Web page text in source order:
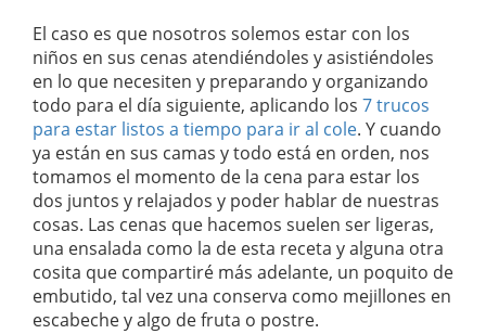
El caso es que nosotros solemos estar con los
niños en sus cenas atendiéndoles y asistiéndoles
en lo que necesiten y preparando y organizando
todo para el día siguiente, aplicando los 7 trucos
para estar listos a tiempo para ir al cole. Y cuando
ya están en sus camas y todo está en orden, nos
tomamos el momento de la cena para estar los
dos juntos y relajados y poder hablar de nuestras
cosas. Las cenas que hacemos suelen ser ligeras,
una ensalada como la de esta receta y alguna otra
cosita que compartiré más adelante, un poquito de
embutido, tal vez una conserva como mejillones en
escabeche y algo de fruta o postre.